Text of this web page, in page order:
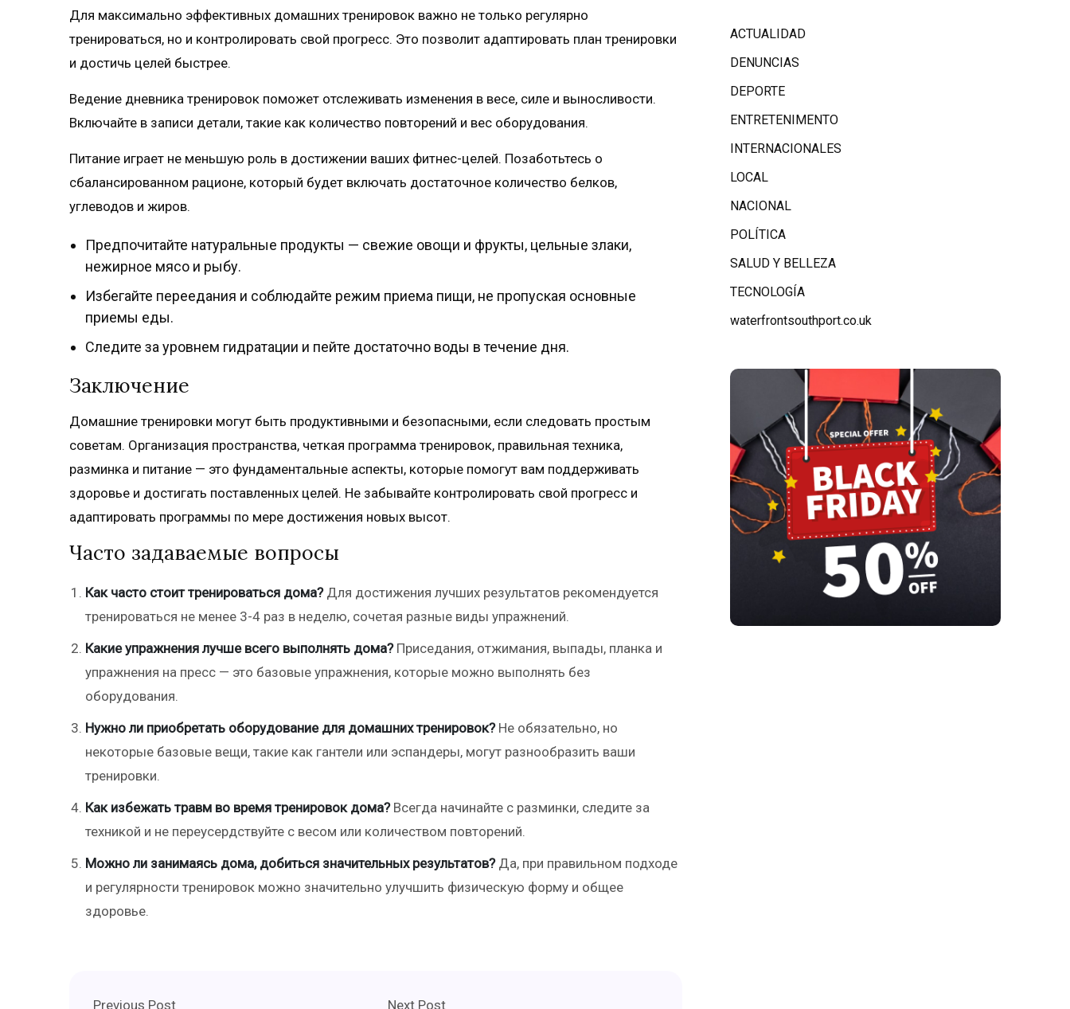
Для максимально эффективных домашних тренировок важно не только регулярно
тренироваться, но и контролировать свой прогресс. Это позволит адаптировать план тренировки
и достичь целей быстрее.
Ведение дневника тренировок поможет отслеживать изменения в весе, силе и выносливости.
Включайте в записи детали, такие как количество повторений и вес оборудования.
Питание играет не меньшую роль в достижении ваших фитнес-целей. Позаботьтесь о
сбалансированном рационе, который будет включать достаточное количество белков,
углеводов и жиров.
Предпочитайте натуральные продукты — свежие овощи и фрукты, цельные злаки,
нежирное мясо и рыбу.
Избегайте переедания и соблюдайте режим приема пищи, не пропуская основные
приемы еды.
Следите за уровнем гидратации и пейте достаточно воды в течение дня.
Заключение
Домашние тренировки могут быть продуктивными и безопасными, если следовать простым
советам. Организация пространства, четкая программа тренировок, правильная техника,
разминка и питание — это фундаментальные аспекты, которые помогут вам поддерживать
здоровье и достигать поставленных целей. Не забывайте контролировать свой прогресс и
адаптировать программы по мере достижения новых высот.
Часто задаваемые вопросы
Как часто стоит тренироваться дома?Для достижения лучших результатов рекомендуется
тренироваться не менее 3-4 раз в неделю, сочетая разные виды упражнений.
Какие упражнения лучше всего выполнять дома?Приседания, отжимания, выпады, планка и
упражнения на пресс — это базовые упражнения, которые можно выполнять без
оборудования.
Нужно ли приобретать оборудование для домашних тренировок?Не обязательно, но
некоторые базовые вещи, такие как гантели или эспандеры, могут разнообразить ваши
тренировки.
Как избежать травм во время тренировок дома?Всегда начинайте с разминки, следите за
техникой и не переусердствуйте с весом или количеством повторений.
Можно ли занимаясь дома, добиться значительных результатов?Да, при правильном подходе
и регулярности тренировок можно значительно улучшить физическую форму и общее
здоровье.
Previous Post Next Post
ACTUALIDAD
DENUNCIAS
DEPORTE
ENTRETENIMENTO
INTERNACIONALES
LOCAL
NACIONAL
POLÍTICA
SALUD Y BELLEZA
TECNOLOGÍA
waterfrontsouthport.co.uk